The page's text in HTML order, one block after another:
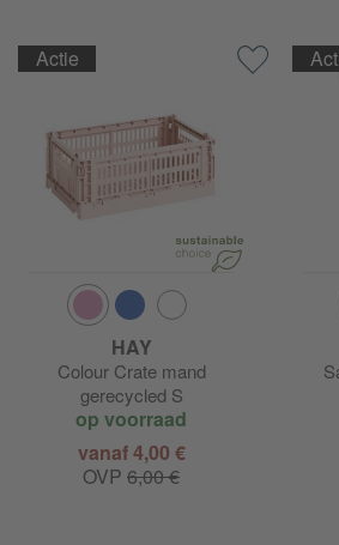
Actie
HAY
Colour Crate mand
gerecycled S
op voorraad
vanaf 4,00 €
OVP 6,00 €